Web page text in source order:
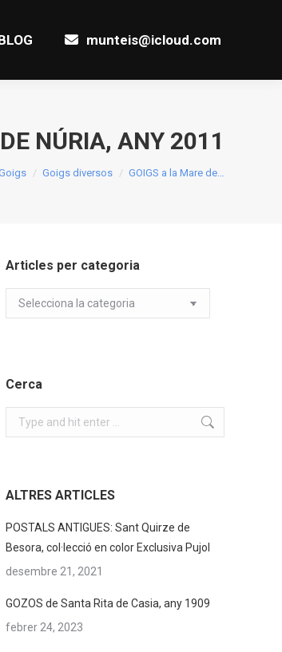
munteis@icloud.com
NÚRIA, ANY 2011
Goigs diversos GOIGS a la Mare de…
Articles per categoria
Articles
per
Cerca
Search:
ALTRES ARTICLES
POSTALS ANTIGUES: Sant Quirze de
Besora, col·lecció en color Exclusiva Pujol
desembre 21, 2021
GOZOS de Santa Rita de Casia, any 1909
febrer 24, 2023